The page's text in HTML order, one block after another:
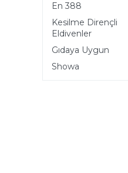
En 388
Kesilme Dirençli
Eldivenler
Gıdaya Uygun
Showa